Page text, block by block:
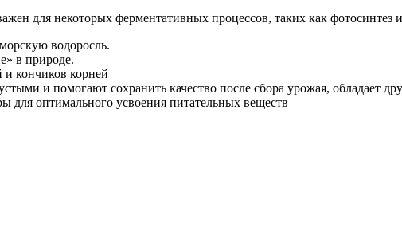
для некоторых ферментативных процессов, таких как фотосинтез
водоросль.
в природе.
и кончиков корней
и помогают сохранить качество после сбора урожая, обладает
для оптимального усвоения питательных веществ